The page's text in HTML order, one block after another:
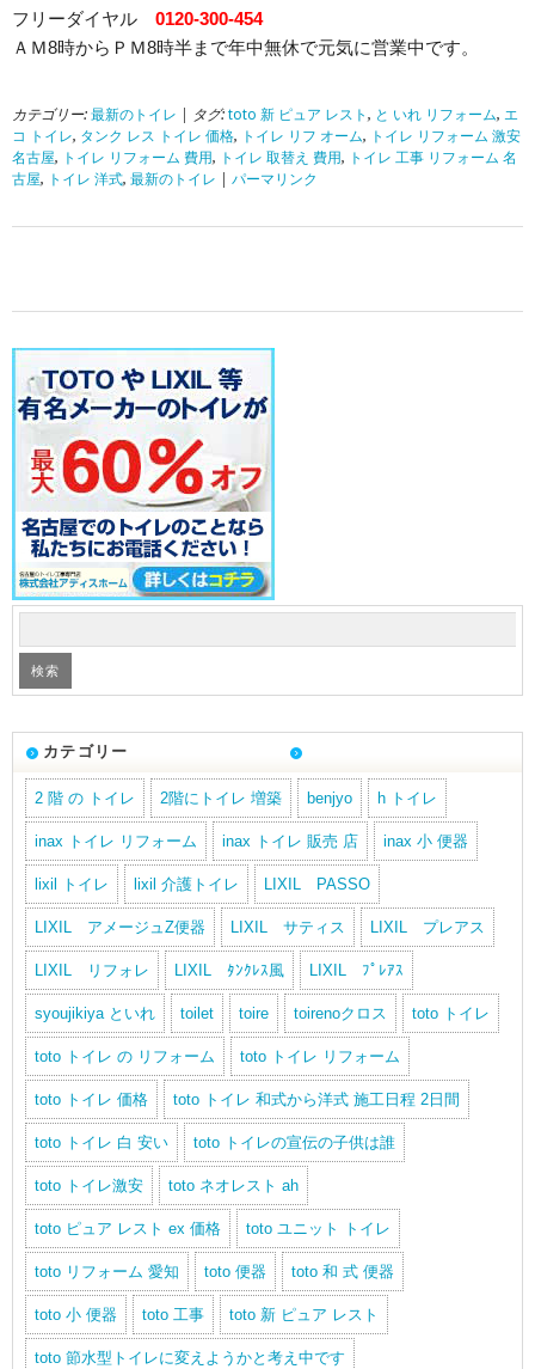
フリーダイヤル 0120-300-454
ＡＭ8時からＰＭ8時半まで年中無休で元気に営業中です。
カテゴリー: 最新のトイレ | タグ: toto 新 ピュア レスト , と いれ リフォーム, エ
コ トイレ, タンク レス トイレ 価格, トイレ リフ オーム, トイレ リフォーム 激安
名古屋, トイレ リフォーム 費用, トイレ 取替え 費用, トイレ 工事 リフォーム 名
古屋, トイレ 洋式, 最新のトイレ パーマリンク
カテゴリー
2 階 の トイレ 2階にトイレ 増築 benjyo h トイレ
inax トイレ リフォーム inax トイレ 販売 店 inax 小 便器
lixil トイレ lixil 介護トイレ LIXIL PASSO
LIXIL アメージュZ便器 LIXIL サティス LIXIL プレアス
LIXIL リフォレ LIXIL ﾀﾝｸﾚｽ風 LIXIL ﾌﾟﾚｱｽ
syoujikiya といれ toilet toire toirenoクロス toto トイレ
toto トイレ の リフォーム toto トイレ リフォーム
toto トイレ 価格 toto トイレ 和式から洋式 施工日程 2日間
toto トイレ 白 安い toto トイレの宣伝の子供は誰
toto トイレ激安 toto ネオレスト ah
toto ピュア レスト ex 価格 toto ユニット トイレ
toto リフォーム 愛知 toto 便器 toto 和 式 便器
toto 小 便器 toto 工事 toto 新 ピュア レスト
toto 節水型トイレに変えようかと考え中です